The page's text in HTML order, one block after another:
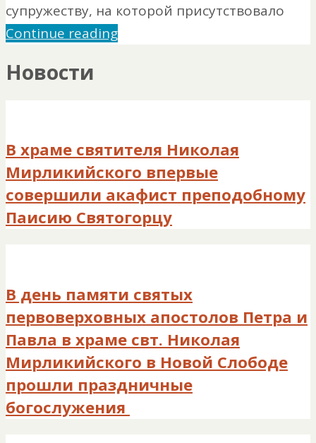
супружеству, на которой присутствовало
Continue reading
Новости
В храме святителя Николая
Мирликийского впервые
совершили акафист преподобному
Паисию Святогорцу
В день памяти святых
первоверховных апостолов Петра и
Павла в храме свт. Николая
Мирликийского в Новой Слободе
прошли праздничные
богослужения